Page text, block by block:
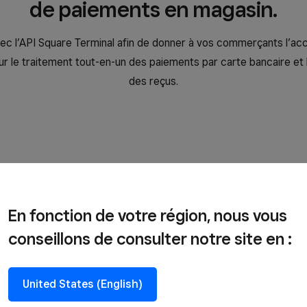
de paiements en magasin.
l’API Square Terminal afin de donner à vos commerçants
le traitement tout-en-un des paiements par carte bancaire et
des reçus.
En fonction de votre région, nous vous
conseillons de consulter notre site en :
United States (English)